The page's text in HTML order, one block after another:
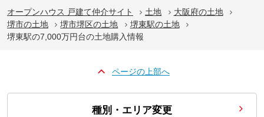
オープンハウス 戸建て仲介サイト 土地
大阪府の土地
堺市の土地
堺市堺区の土地
堺東駅の土地
堺東駅の7,000万円台の土地購入情報
ページの上部へ
種別・エリア変更